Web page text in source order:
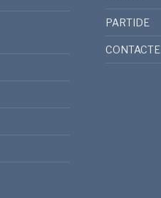
PARTIDE
CONTACTE